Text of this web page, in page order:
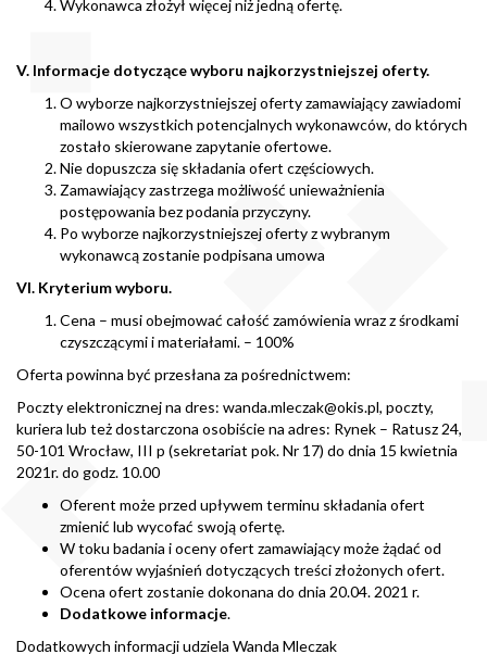
Wykonawca złożył więcej niż jedną ofertę.
V. Informacje dotyczące wyboru najkorzystniejszej oferty.
O wyborze najkorzystniejszej oferty zamawiający zawiadomi
mailowo wszystkich potencjalnych wykonawców, do których
zostało skierowane zapytanie ofertowe.
Nie dopuszcza się składania ofert częściowych.
Zamawiający zastrzega możliwość unieważnienia
postępowania bez podania przyczyny.
Po wyborze najkorzystniejszej oferty z wybranym
wykonawcą zostanie podpisana umowa
VI. Kryterium wyboru.
Cena – musi obejmować całość zamówienia wraz z środkami
czyszczącymi i materiałami. – 100%
Oferta powinna być przesłana za pośrednictwem:
Poczty elektronicznej na dres: wanda.mleczak@okis.pl, poczty,
kuriera lub też dostarczona osobiście na adres: Rynek – Ratusz 24,
50-101 Wrocław, III p (sekretariat pok. Nr 17) do dnia 15 kwietnia
2021r. do godz. 10.00
Oferent może przed upływem terminu składania ofert
zmienić lub wycofać swoją ofertę.
W toku badania i oceny ofert zamawiający może żądać od
oferentów wyjaśnień dotyczących treści złożonych ofert.
Ocena ofert zostanie dokonana do dnia 20.04. 2021 r.
Dodatkowe informacje.
Dodatkowych informacji udziela Wanda Mleczak